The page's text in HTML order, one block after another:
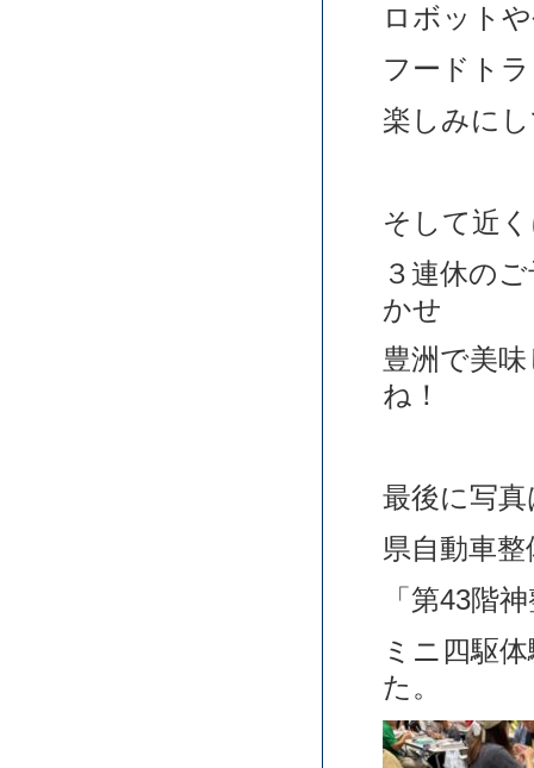
ロボット
フードト
楽しみに
そして近
３連休の
かせ
豊洲で美
ね！
最後に写
県自動車
「第43階
ミニ四駆
た。